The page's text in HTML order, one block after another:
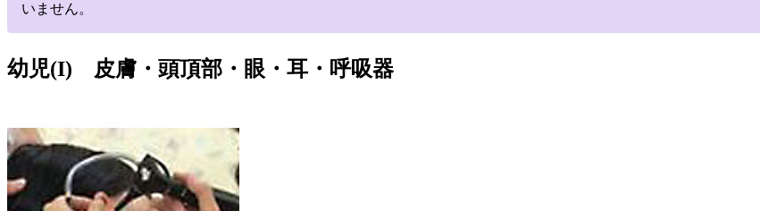
いません。
幼児(I) 皮膚・頭頂部・眼・耳・呼吸器